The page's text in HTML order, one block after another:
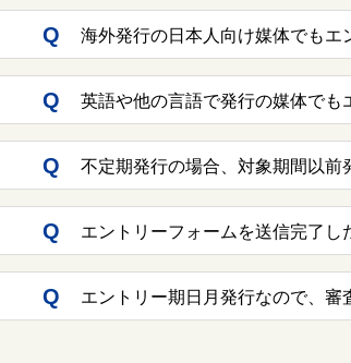
海外発行の日本人向け媒体でもエ
英語や他の言語で発行の媒体でも
不定期発行の場合、対象期間以前
エントリーフォームを送信完了し
エントリー期日月発行なので、審